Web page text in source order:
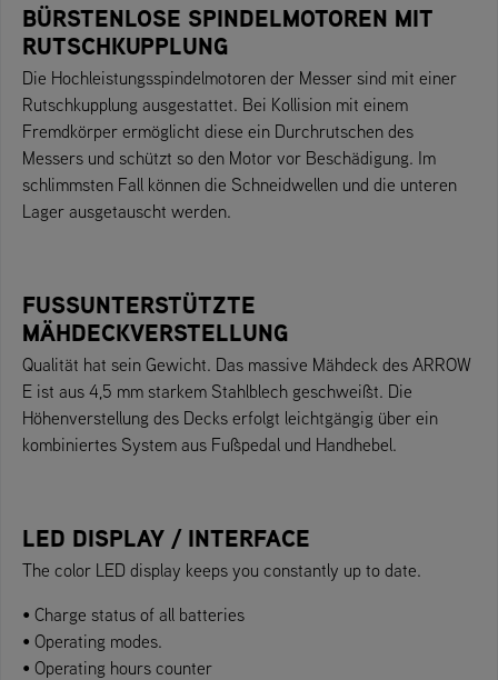
BÜRSTENLOSE SPINDELMOTOREN MIT
RUTSCHKUPPLUNG
Die Hochleistungsspindelmotoren der Messer sind mit einer
Rutschkupplung ausgestattet. Bei Kollision mit einem
Fremdkörper ermöglicht diese ein Durchrutschen des
Messers und schützt so den Motor vor Beschädigung. Im
schlimmsten Fall können die Schneidwellen und die unteren
Lager ausgetauscht werden.
FUSSUNTERSTÜTZTE
MÄHDECKVERSTELLUNG
Qualität hat sein Gewicht. Das massive Mähdeck des ARROW
E ist aus 4,5 mm starkem Stahlblech geschweißt. Die
Höhenverstellung des Decks erfolgt leichtgängig über ein
kombiniertes System aus Fußpedal und Handhebel.
LED DISPLAY / INTERFACE
The color LED display keeps you constantly up to date.
• Charge status of all batteries
• Operating modes.
• Operating hours counter